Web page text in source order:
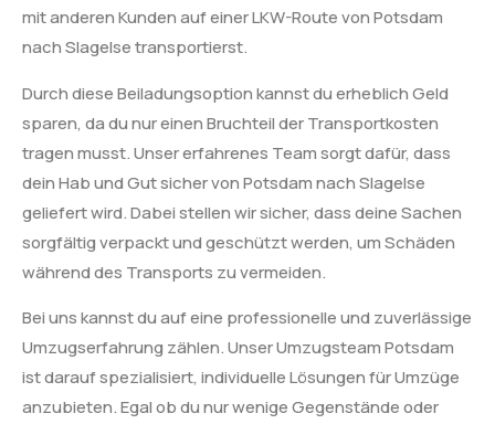
mit anderen Kunden auf einer LKW-Route von Potsdam
nach Slagelse transportierst.
Durch diese Beiladungsoption kannst du erheblich Geld
sparen, da du nur einen Bruchteil der Transportkosten
tragen musst. Unser erfahrenes Team sorgt dafür, dass
dein Hab und Gut sicher von Potsdam nach Slagelse
geliefert wird. Dabei stellen wir sicher, dass deine Sachen
sorgfältig verpackt und geschützt werden, um Schäden
während des Transports zu vermeiden.
Bei uns kannst du auf eine professionelle und zuverlässige
Umzugserfahrung zählen. Unser Umzugsteam Potsdam
ist darauf spezialisiert, individuelle Lösungen für Umzüge
anzubieten. Egal ob du nur wenige Gegenstände oder